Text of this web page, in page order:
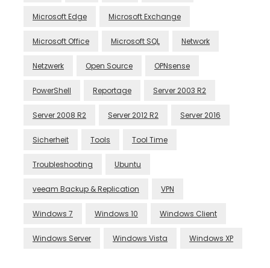
Microsoft Edge Microsoft Exchange
Microsoft Office Microsoft SQL Network
Netzwerk Open Source OPNsense
PowerShell Reportage Server 2003 R2
Server 2008 R2 Server 2012 R2 Server 2016
Sicherheit Tools Tool Time
Troubleshooting Ubuntu
veeam Backup & Replication VPN
Windows 7 Windows 10 Windows Client
Windows Server Windows Vista Windows XP